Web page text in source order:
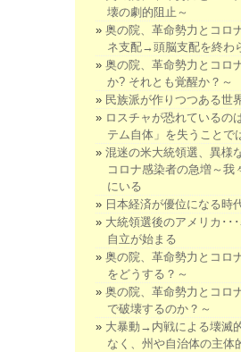
壊の劇的阻止～
奥の院、革命勢力とコ
ネ支配→頭脳支配を終わ
奥の院、革命勢力とコ
か? それとも覚醒か？～
民族派が作りつつある世
ロスチャが恐れているの
テム自体」を失うことで
混迷の米大統領選、異様
コロナ感染者の急増～我
にいる
日本経済が優位になる時
大統領選後のアメリカ･･
自立が始まる
奥の院、革命勢力とコ
をどうする？～
奥の院、革命勢力とコロ
で破壊するのか？～
大暴動→内戦による壊滅
なく、州や自治体の主体